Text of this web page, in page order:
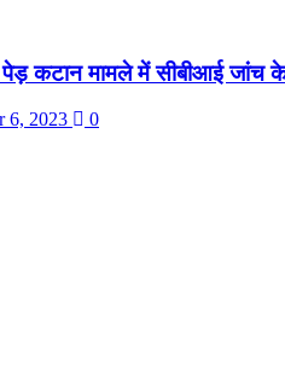
पेड़ कटान मामले में सीबीआई
6, 2023 0